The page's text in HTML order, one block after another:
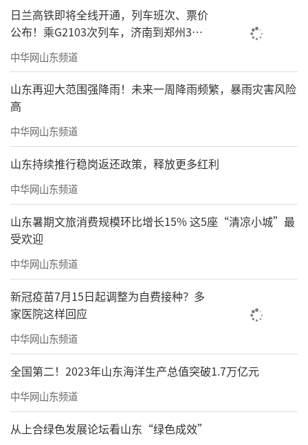
日兰高铁即将全线开通，列车班次、票价
公布！乘G2103次列车，济南到郑州3小
时到达
中华网山东频道
山东再迎大范围强降雨！未来一周降雨频繁，暴雨灾害风险
高
中华网山东频道
山东持续推行稳岗返还政策，释放更多红利
中华网山东频道
山东暑期文旅消费规模环比增长15% 这5座“清凉小城”最
受欢迎
中华网山东频道
新冠疫苗7月15日起调整为自费接种？多
家医院这样回应
中华网山东频道
全国第二！2023年山东海洋生产总值突破1.7万亿元
中华网山东频道
从上合绿色发展论坛看山东“绿色成效”